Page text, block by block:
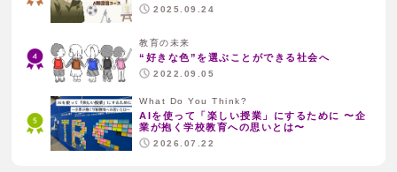
2025.09.24
教育の未来
“好きな色”を選ぶことができる社会へ
2022.09.05
What Do You Think?
AIを使って「楽しい授業」にするために 〜企
業が抱く学校教育への思いとは〜
2026.07.22